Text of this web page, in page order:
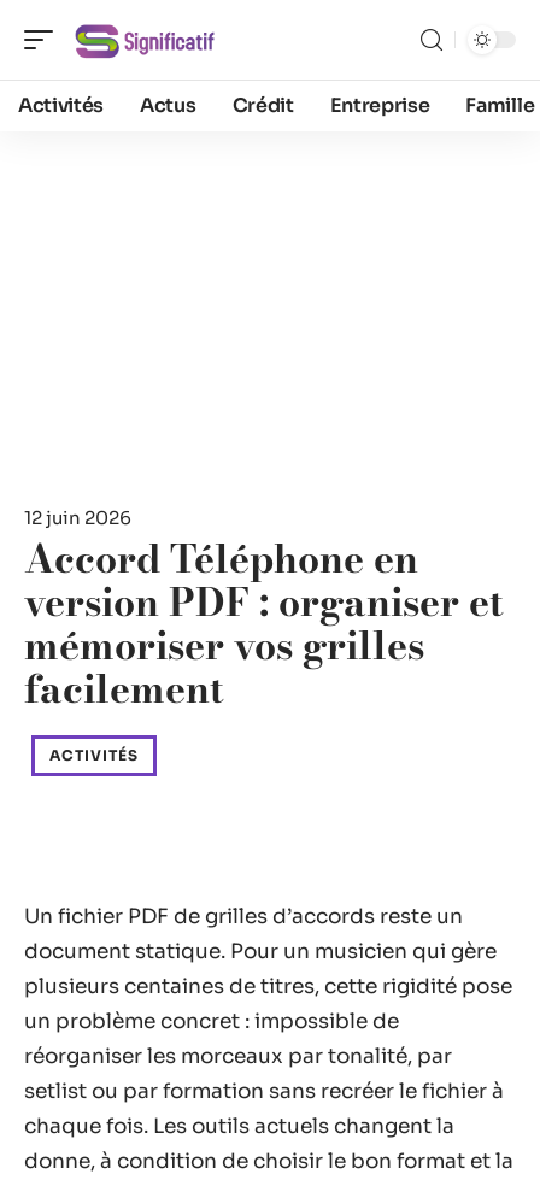
Activités Actus Crédit Entreprise Famille
12 juin 2026
Accord Téléphone en
version PDF : organiser et
mémoriser vos grilles
facilement
ACTIVITÉS
Un fichier PDF de grilles d’accords reste un
document statique. Pour un musicien qui gère
plusieurs centaines de titres, cette rigidité pose
un problème concret : impossible de
réorganiser les morceaux par tonalité, par
setlist ou par formation sans recréer le fichier à
chaque fois. Les outils actuels changent la
donne, à condition de choisir le bon format et la